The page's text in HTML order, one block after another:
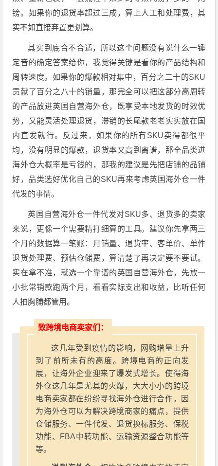
镑。如果你的退货率超过三成，算上人工和处理费，其
实不如直接弃置更划算。
其实到底合不合适，所以这个问题没有说什么一锤
定音的确定答案给你，我觉得关键是看你的产品结构和
周转速度。如果你的爆款相对集中，百分之二十的SKU
贡献了百分之八十的销量，那完全可以把这部分高周转
的产品放进英国自营海外仓，既享受本地发货的时效优
势，又能灵活处理退货，滞销的长尾款老老实实放在国
内直发就行。反过来，如果你的所有SKU卖得都很平
均，没有明显的爆款，退货率又高到离谱，那全品类进
海外仓大概率是亏钱的，那我的建议是先把店铺的品铺
好，品类选好优化自己的SKU再来考虑英国海外仓一件
代发的事情。
英国自营海外仓一件代发对SKU多、退货多的卖家
来说，更像一个需要精打细算的工具。建议你先拿两三
个月的数据算一笔账：月销量、退货率、客单价、单件
退货处理费、预估仓储费，算清楚了再决定要不要试。
实在拿不准，就选一个靠谱的英国自营海外仓，先放一
小批常销款跑两个月，看看实际支出和收益，比听任何
人拍胸脯都管用。
致跨境电商卖家们：
这几年受到疫情的影响，网购增量上升
到了前所未有的高度。跨境电商的正向发
展，让海外企业迎来了爆发式增长。使得海
外仓这几年是尤其的火爆，大大小小的跨境
电商卖家都在纷纷寻找海外仓进行合作，因
为海外仓可以为解决跨境商家的痛点，提供
仓储服务、一件代发、退货换标服务、保税
功能、FBA中转功能、运输资源整合功能等
等。